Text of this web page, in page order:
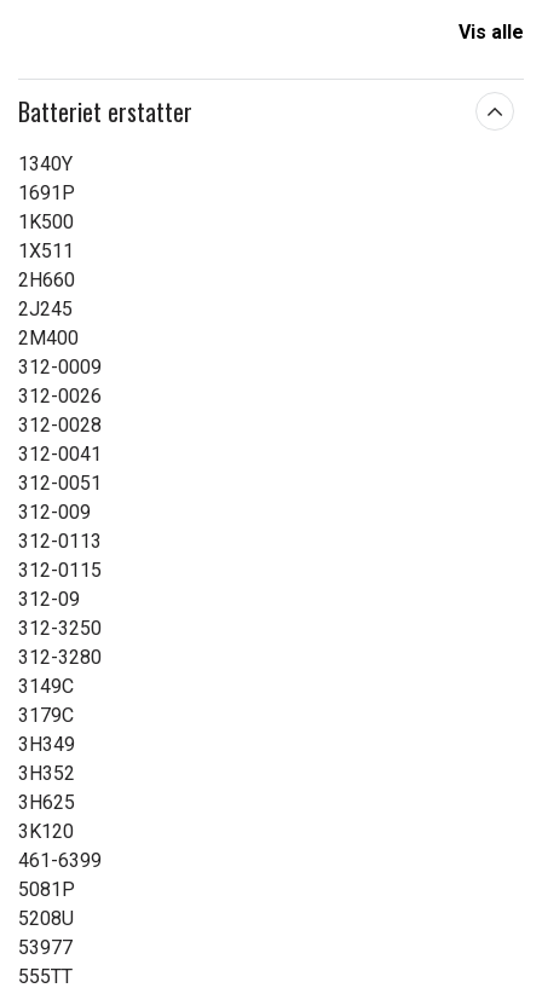
Vis alle
Batteriet erstatter
1340Y
1691P
1K500
1X511
2H660
2J245
2M400
312-0009
312-0026
312-0028
312-0041
312-0051
312-009
312-0113
312-0115
312-09
312-3250
312-3280
3149C
3179C
3H349
3H352
3H625
3K120
461-6399
5081P
5208U
53977
555TT